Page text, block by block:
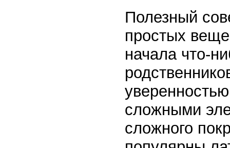
Полезный
простых
начала что-
сложными
сложного